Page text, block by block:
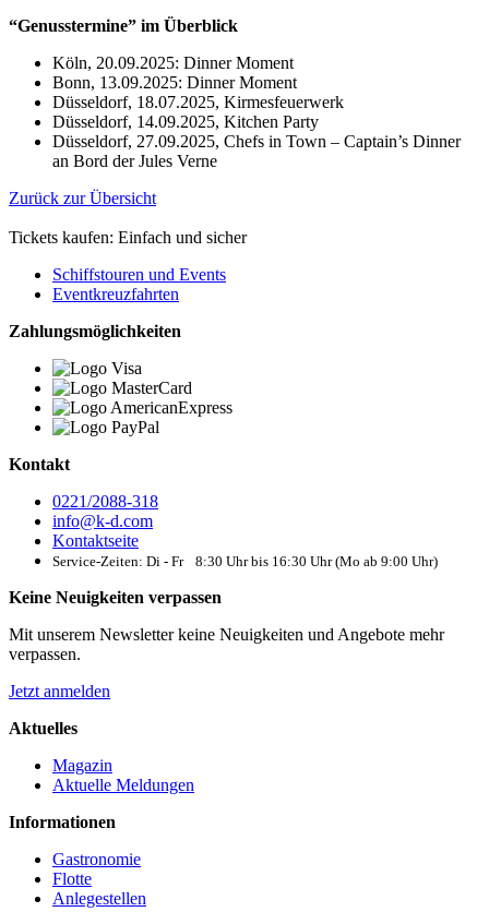
“Genusstermine” im Überblick
Köln, 20.09.2025: Dinner Moment
Bonn, 13.09.2025: Dinner Moment
Düsseldorf, 18.07.2025, Kirmesfeuerwerk
Düsseldorf, 14.09.2025, Kitchen Party
Düsseldorf, 27.09.2025, Chefs in Town – Captain’s Dinner
an Bord der Jules Verne
Zurück zur Übersicht
Tickets kaufen: Einfach und sicher
Schiffstouren und Events
Eventkreuzfahrten
Zahlungsmöglichkeiten
Kontakt
0221/2088-318
info@k-d.com
Kontaktseite
Service-Zeiten: Di - Fr 8:30 Uhr bis 16:30 Uhr (Mo ab 9:00 Uhr)
Keine Neuigkeiten verpassen
Mit unserem Newsletter keine Neuigkeiten und Angebote mehr
verpassen.
Jetzt anmelden
Aktuelles
Magazin
Aktuelle Meldungen
Informationen
Gastronomie
Flotte
Anlegestellen